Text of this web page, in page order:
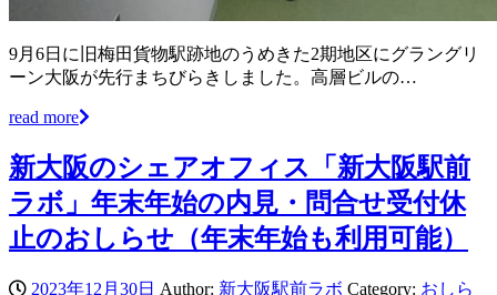
9月6日に旧梅田貨物駅跡地のうめきた2期地区にグラングリ
ーン大阪が先行まちびらきしました。高層ビルの…
read more
新大阪のシェアオフィス「新大阪駅前
ラボ」年末年始の内見・問合せ受付休
止のおしらせ（年末年始も利用可能）
2023年12月30日 Author: 新大阪駅前ラボ Category: おしら